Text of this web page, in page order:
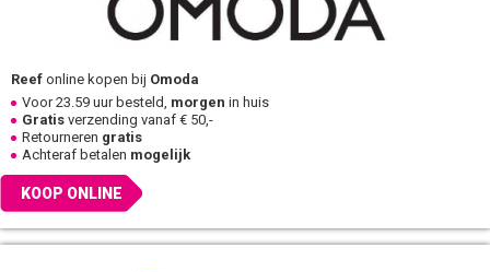
Reef online kopen bij Omoda
Voor 23.59 uur besteld, morgen in huis
Gratis verzending vanaf € 50,-
Retourneren gratis
Achteraf betalen mogelijk
KOOP ONLINE